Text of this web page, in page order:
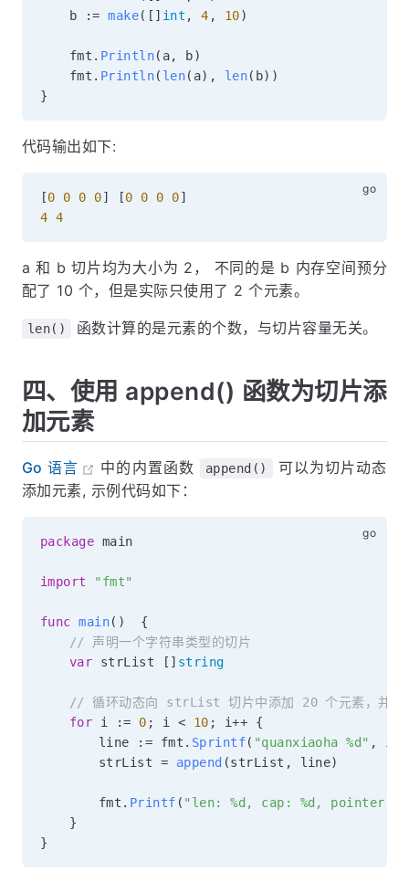
	b
:= make( [ ] int , 4 , 10)
	fmt
. Println( a, b)
	fmt
. Println( len( a) , len( b) )
}
代码输出如下:
[0 0 0 0] [0 0 0 0]
4 4
a 和 b 切片均为大小为 2， 不同的是 b 内存空间预分
配了 10 个，但是实际只使用了 2 个元素。
len() 函数计算的是元素的个数，与切片容量无关。
四、使用 append() 函数为切片添
加元素
Go 语言 中的内置函数 append()
可以为切片动态
添加元素, 示例代码如下：
package main
import "fmt"
func main( )
{
// 声明一个字符串类型的切片
var strList [ ] string
// 循环动态向 strList 切片中添加 20 个元素，并打
for i := 0 ; i < 10 ; i++
{
		line
:= fmt . Sprintf( "quanxiaoha %d" , i
		strList
= append (strList , line)
		fmt
. Printf ( "len: %d, cap: %d, pointer:
}
}